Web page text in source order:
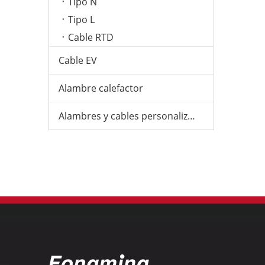
Tipo L
Cable RTD
Cable EV
Alambre calefactor
Alambres y cables personalizados